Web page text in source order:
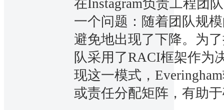
在Instagram负责工程团
一个问题：随着团队规
避免地出现了下降。为
队采用了RACI框架作为
现这一模式，
或责任分配矩阵，有助